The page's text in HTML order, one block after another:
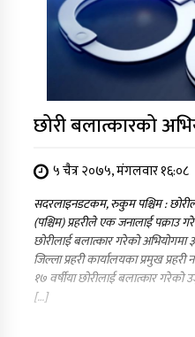
छोरी बलात्कारको
५ चैत्र २०७५, मंगलवार १६:०८
सदरलाइनडटकम, रुकुम पश्चिम :
(पश्चिम) प्रहरीले एक जनालाई पक्राउ
छोरीलाई बलात्कार गरेको अभियोगमा
जिल्ला प्रहरी कार्यालयका प्रमुख
१७ वर्षीया छोरीलाई बलात्कार
[…]